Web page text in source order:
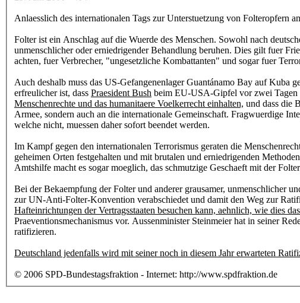
Anlaesslich des internationalen Tags zur Unterstuetzung von Folteropfern
Folter ist ein Anschlag auf die Wuerde des Menschen. Sowohl nach
unmenschlicher oder erniedrigender Behandlung beruhen. Dies gilt fuer
achten, fuer Verbrecher, "ungesetzliche Kombattanten" und sogar fuer
Auch deshalb muss das US-Gefangenenlager Guantánamo Bay auf Kuba
erfreulicher ist, dass Praesident Bush beim EU-USA-Gipfel vor zwei Tagen
Menschenrechte und das humanitaere Voelkerrecht einhalten, und dass die
Armee, sondern auch an die internationale Gemeinschaft. Fragwuerdige
welche nicht, muessen daher sofort beendet werden.
Im Kampf gegen den internationalen Terrorismus geraten die
geheimen Orten festgehalten und mit brutalen und erniedrigenden
Amtshilfe macht es sogar moeglich, das schmutzige Geschaeft mit der
Bei der Bekaempfung der Folter und anderer grausamer, unmenschlicher
zur UN-Anti-Folter-Konvention verabschiedet und damit den Weg zur
Hafteinrichtungen der Vertragsstaaten besuchen kann, aehnlich, wie dies
Praeventionsmechanismus vor. Aussenminister Steinmeier hat in seiner
ratifizieren.
Deutschland jedenfalls wird mit seiner noch in diesem Jahr erwarteten
© 2006 SPD-Bundestagsfraktion - Internet: http://www.spdfraktion.de